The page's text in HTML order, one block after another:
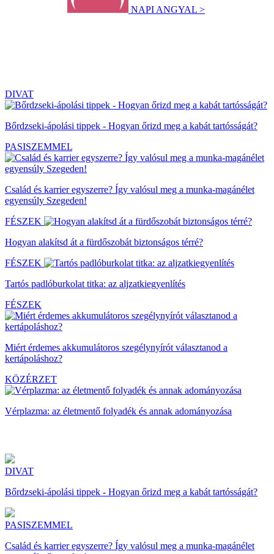
NAPI ANGYAL >
DIVAT
Bőrdzseki-ápolási tippek - Hogyan őrizd meg a kabát tartósságát?
PASISZEMMEL
Család és karrier egyszerre? Így valósul meg a munka-magánélet
egyensúly Szegeden!
FÉSZEK
Hogyan alakítsd át a fürdőszobát biztonságos térré?
FÉSZEK
Tartós padlóburkolat titka: az aljzatkiegyenlítés
FÉSZEK
Miért érdemes akkumulátoros szegélynyírót választanod a
kertápoláshoz?
KÖZÉRZET
Vérplazma: az életmentő folyadék és annak adományozása
DIVAT
Bőrdzseki-ápolási tippek - Hogyan őrizd meg a kabát tartósságát?
PASISZEMMEL
Család és karrier egyszerre? Így valósul meg a munka-magánélet